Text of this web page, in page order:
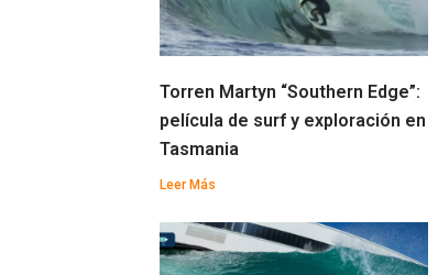
Torren Martyn “Southern Edge”:
película de surf y exploración en
Tasmania
Leer Más